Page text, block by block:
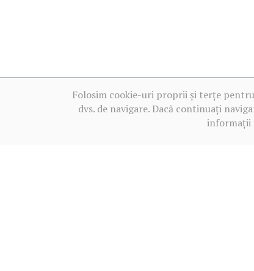
Folosim cookie-uri proprii și terțe
dvs. de navigare. Dacă continuați
informații